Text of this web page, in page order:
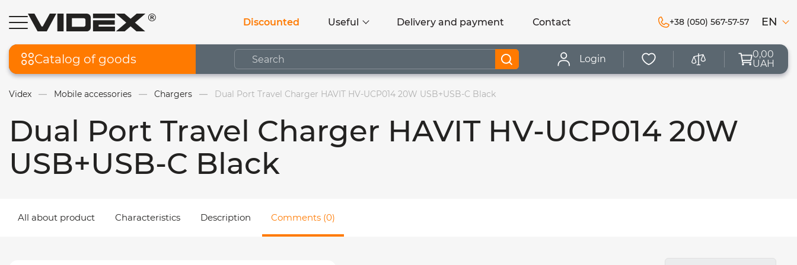
Discounted Useful Delivery and payment Сontact +38 (050) 567-57-57 EN
Catalog of goods Login
0,00
UAH
Videx Mobile accessories Chargers Dual Port Travel Charger HAVIT HV-UCP014 20W USB+USB-C Black
Dual Port Travel Charger HAVIT HV-UCP014 20W
USB+USB-C Black
All about product Characteristics Description Comments (0)